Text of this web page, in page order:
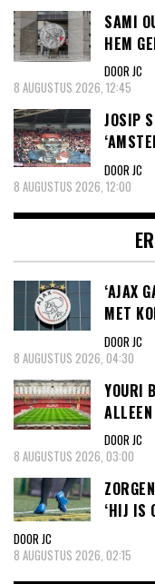
SAMI
HEM
DOOR JC
8 AUGUSTUS 2026, 12:45
JOSIP
DOOR JC
8 AUGUSTUS 2026, 12:00
‘AJAX
MET
DOOR JC
8 AUGUSTUS 2026, 04:30
YOURI
DOOR JC
8 AUGUSTUS 2026, 03:00
‘HIJ IS
DOOR JC
8 AUGUSTUS 2026, 02:15